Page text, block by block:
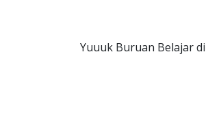
Yuuuk Buruan Belajar